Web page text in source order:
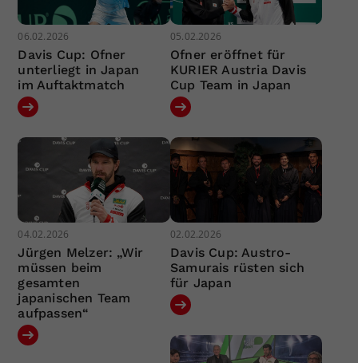
06.02.2026
Davis Cup: Ofner
unterliegt in Japan
im Auftaktmatch
05.02.2026
Ofner eröffnet für
KURIER Austria Davis
Cup Team in Japan
04.02.2026
Jürgen Melzer: „Wir
müssen beim
gesamten
japanischen Team
aufpassen“
02.02.2026
Davis Cup: Austro-
Samurais rüsten sich
für Japan